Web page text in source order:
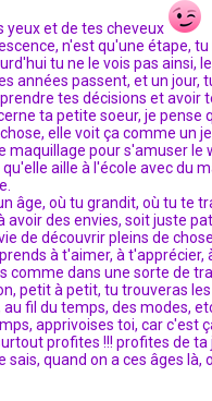
yeux et de tes cheveux
n'est qu'une étape,
tu ne le vois pas ainsi,
années passent, et un jour,
tes décisions et avoir
ta petite soeur, je pense
elle voit ça comme un
maquillage pour s'amuser le
aille à l'école avec du
âge, où tu grandit, où tu te
avoir des envies, soit juste
de découvrir pleins de
à t'aimer, à t'apprécier,
comme dans une sorte de
petit à petit, tu trouveras les
fil du temps, des modes,
apprivoises toi, car c'est
profites !!! profites de ta
sais, quand on a ces âges là,